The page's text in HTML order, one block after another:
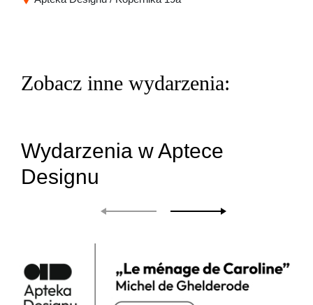
Zobacz inne wydarzenia:
Wydarzenia w Aptece
Designu